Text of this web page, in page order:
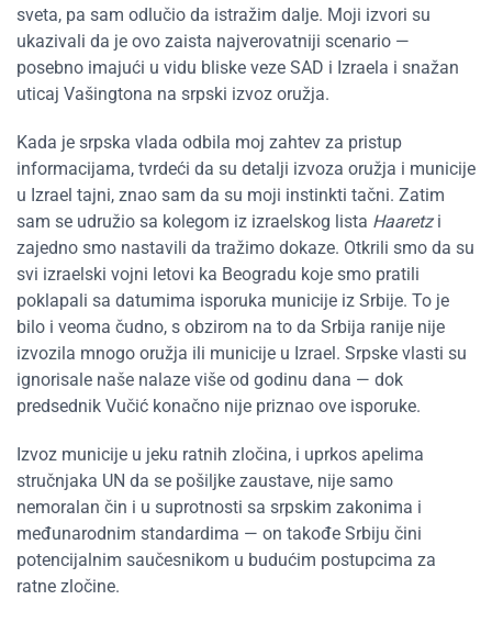
sveta, pa sam odlučio da istražim dalje. Moji izvori su
ukazivali da je ovo zaista najverovatniji scenario —
posebno imajući u vidu bliske veze SAD i Izraela i snažan
uticaj Vašingtona na srpski izvoz oružja.
Kada je srpska vlada odbila moj zahtev za pristup
informacijama, tvrdeći da su detalji izvoza oružja i municije
u Izrael tajni, znao sam da su moji instinkti tačni. Zatim
sam se udružio sa kolegom iz izraelskog lista Haaretzi
zajedno smo nastavili da tražimo dokaze. Otkrili smo da su
svi izraelski vojni letovi ka Beogradu koje smo pratili
poklapali sa datumima isporuka municije iz Srbije. To je
bilo i veoma čudno, s obzirom na to da Srbija ranije nije
izvozila mnogo oružja ili municije u Izrael. Srpske vlasti su
ignorisale naše nalaze više od godinu dana — dok
predsednik Vučić konačno nije priznao ove isporuke.
Izvoz municije u jeku ratnih zločina, i uprkos apelima
stručnjaka UN da se pošiljke zaustave, nije samo
nemoralan čin i u suprotnosti sa srpskim zakonima i
međunarodnim standardima — on takođe Srbiju čini
potencijalnim saučesnikom u budućim postupcima za
ratne zločine.